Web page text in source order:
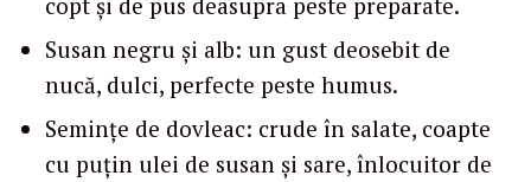
Susan negru și alb: un gust deosebit de
nucă, dulci, perfecte peste humus.
Semințe de dovleac: crude în salate, coapte
cu puțin ulei de susan și sare, înlocuitor de